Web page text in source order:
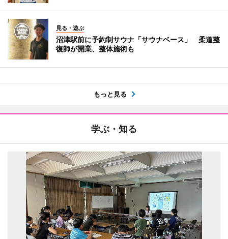
見る・遊ぶ
沼津駅前に予約制サウナ「サウナベース」 柔道整
復師が開業、整体施術も
もっと見る
学ぶ・知る